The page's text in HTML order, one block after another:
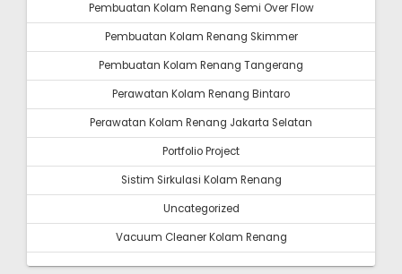
Pembuatan Kolam Renang Semi Over Flow
Pembuatan Kolam Renang Skimmer
Pembuatan Kolam Renang Tangerang
Perawatan Kolam Renang Bintaro
Perawatan Kolam Renang Jakarta Selatan
Portfolio Project
Sistim Sirkulasi Kolam Renang
Uncategorized
Vacuum Cleaner Kolam Renang